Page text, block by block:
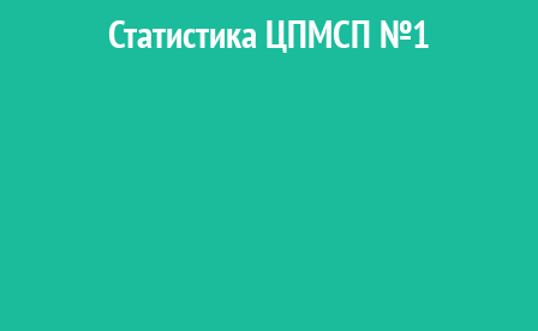
Статистика ЦПМСП №1